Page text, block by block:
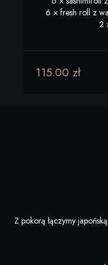
6 × fresh roll z
2
115.00 zł
Z pokorą łączymy